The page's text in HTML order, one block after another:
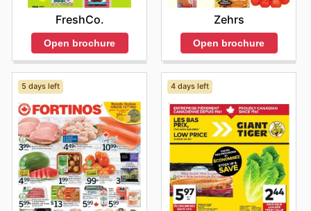
FreshCo.
Open brochure
Zehrs
Open brochure
5 days left 4 days left